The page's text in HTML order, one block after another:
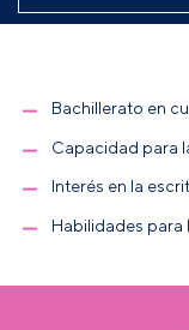
Bachillerato en
Capacidad para
Interés en la
Habilidades para